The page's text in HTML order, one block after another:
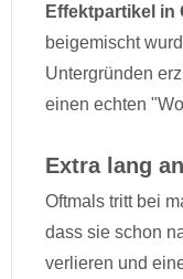
Effektpartikel in
beigemischt
Untergründen
einen echten
Extra lang
Oftmals tritt bei
dass sie schon
verlieren und